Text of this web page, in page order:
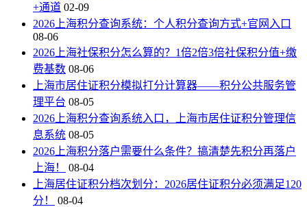
+通道 02-09
2026上海积分查询系统：个人积分查询方式+官网入口
08-06
2026上海社保积分怎么算的？1倍2倍3倍社保积分值+缴
费基数 08-06
上海市居住证积分模拟打分计算器——积分公共服务管
理平台 08-05
2026上海积分查询系统入口，上海市居住证积分管理信
息系统 08-05
2026上海积分落户需要什么条件？搞清楚先积分再落户
上海！
08-04
上海居住证积分档次划分：2026居住证积分必须满足120
分！
08-04